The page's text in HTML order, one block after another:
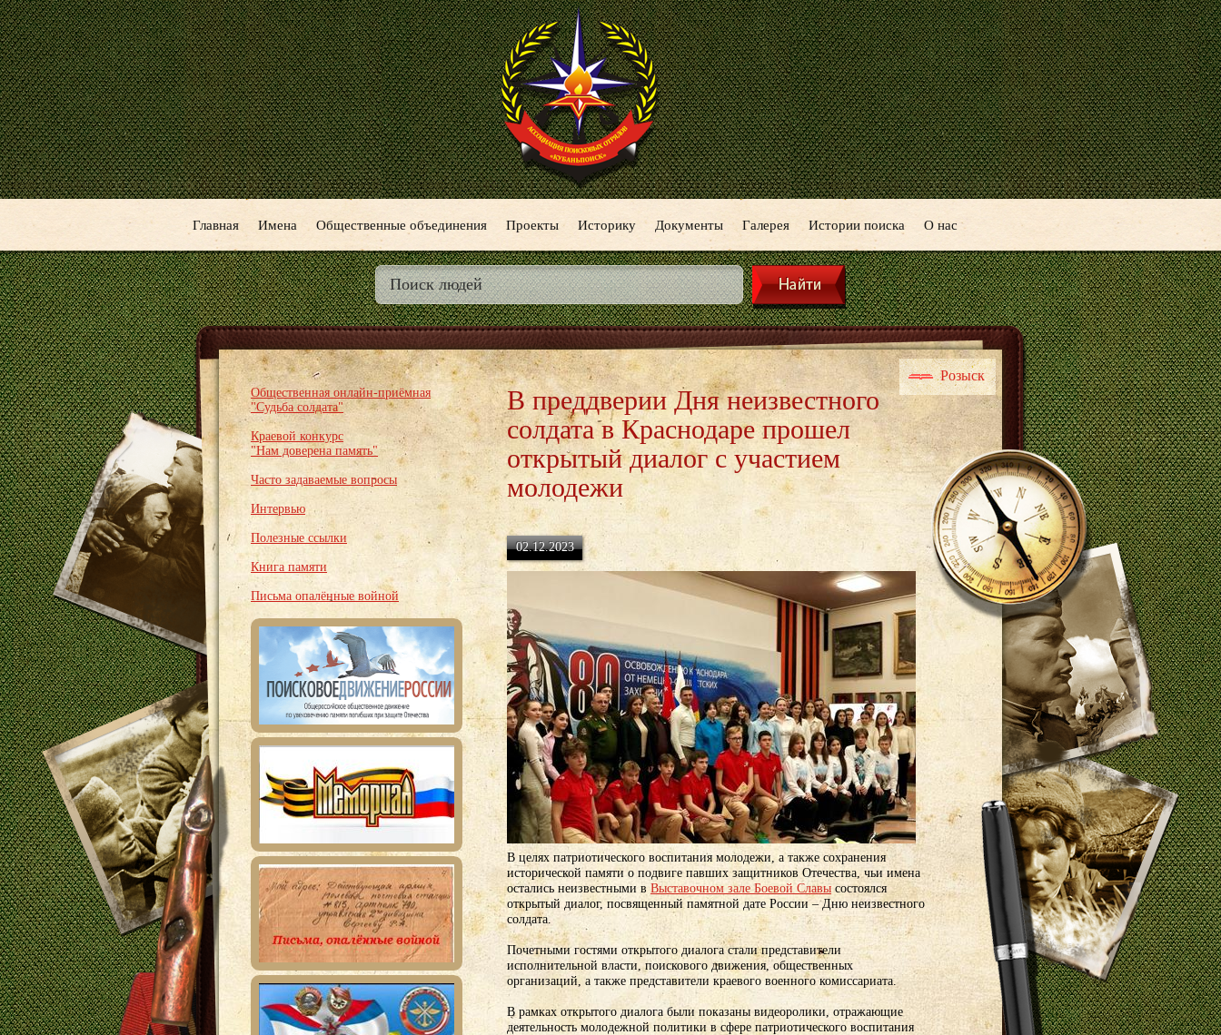
Главная Имена Общественные объединения Проекты Историку Документы Галерея Истории поиска О нас
Общественная онлайн-приёмная
"Судьба солдата"
Краевой конкурс
"Нам доверена память"
Часто задаваемые вопросы
Интервью
Полезные ссылки
Книга памяти
Письма опалённые войной
Розыск
В преддверии Дня неизвестного
солдата в Краснодаре прошел
открытый диалог с участием
молодежи
02.12.2023
В целях патриотического воспитания молодежи, а также сохранения
исторической памяти о подвиге павших защитников Отечества, чьи имена
остались неизвестными в Выставочном зале Боевой Славы состоялся
открытый диалог, посвященный памятной дате России – Дню неизвестного
солдата.
Почетными гостями открытого диалога стали представители
исполнительной власти, поискового движения, общественных
организаций, а также представители краевого военного комиссариата.
В рамках открытого диалога были показаны видеоролики, отражающие
деятельность молодежной политики в сфере патриотического воспитания